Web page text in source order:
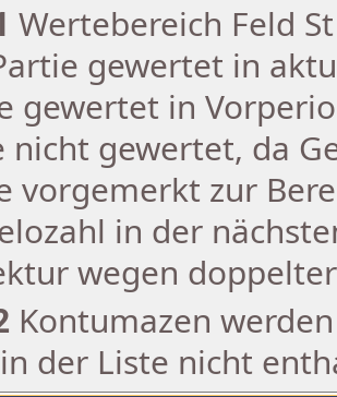
Wertebereich Feld
gewertet in
gewertet in
nicht gewertet, da
vorgemerkt zur
in der
wegen
Kontumazen
der Liste nicht